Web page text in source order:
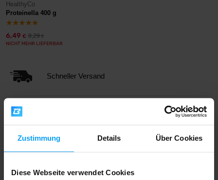
Zustimmung Details Über Cookies
Diese Webseite verwendet Cookies
HealthyCo
Proteinella 400 g
6,49 € 8,29€
NICHT MEHR LIEFERBAR
Schneller Versand
1.000.000+ Kunden